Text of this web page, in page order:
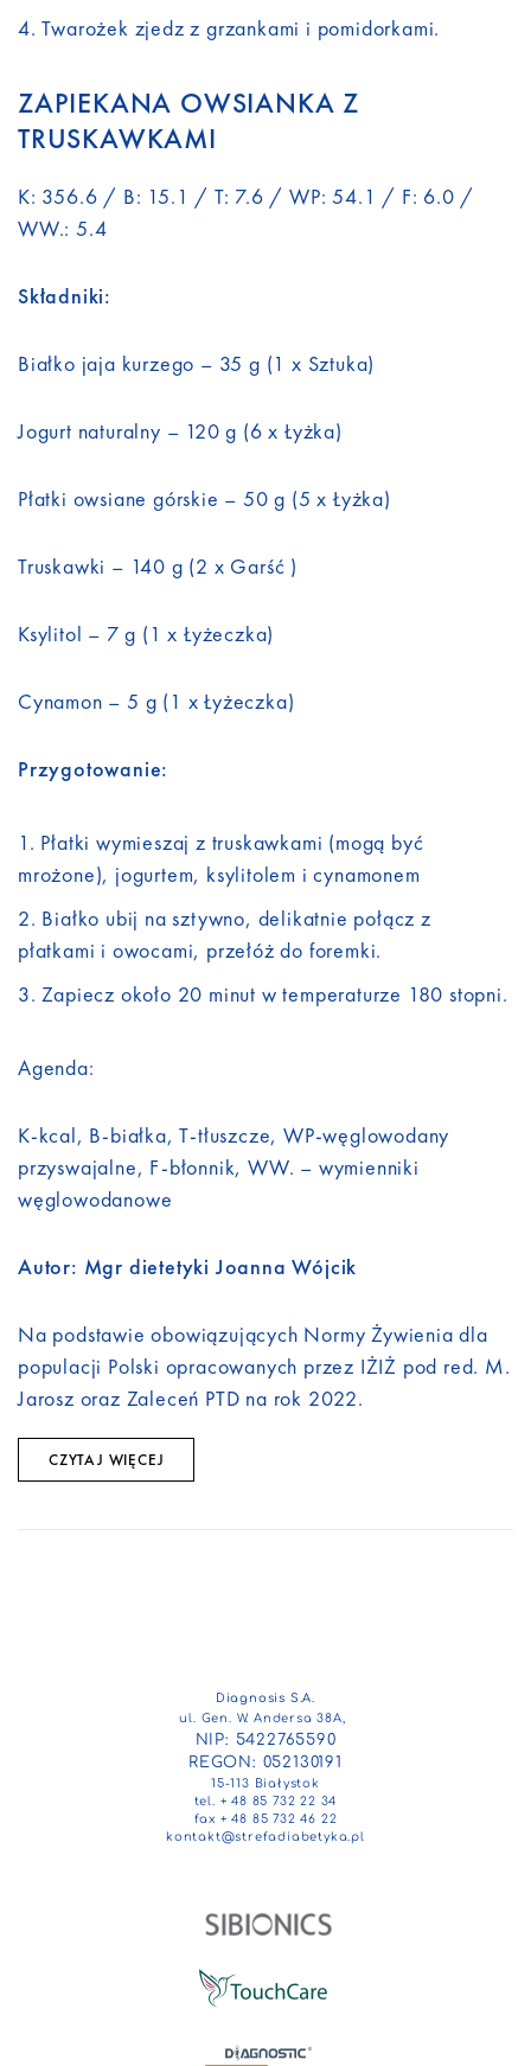
Twarożek zjedz z grzankami i pomidorkami.
ZAPIEKANA OWSIANKA Z
TRUSKAWKAMI
K: 356.6 / B: 15.1 / T: 7.6 / WP: 54.1 / F: 6.0 /
WW.: 5.4
Składniki:
Białko jaja kurzego – 35 g (1 x Sztuka)
Jogurt naturalny – 120 g (6 x Łyżka)
Płatki owsiane górskie – 50 g (5 x Łyżka)
Truskawki – 140 g (2 x Garść )
Ksylitol – 7 g (1 x Łyżeczka)
Cynamon – 5 g (1 x Łyżeczka)
Przygotowanie:
Płatki wymieszaj z truskawkami (mogą być
mrożone), jogurtem, ksylitolem i cynamonem
Białko ubij na sztywno, delikatnie połącz z
płatkami i owocami, przełóż do foremki.
Zapiecz około 20 minut w temperaturze 180 stopni.
Agenda:
K-kcal, B-białka, T-tłuszcze, WP-węglowodany
przyswajalne, F-błonnik, WW. – wymienniki
węglowodanowe
Autor: Mgr dietetyki Joanna Wójcik
Na podstawie obowiązujących Normy Żywienia dla
populacji Polski opracowanych przez IŻIŻ pod red. M.
Jarosz oraz Zaleceń PTD na rok 2022.
CZYTAJ WIĘCEJ
Diagnosis S.A.
ul. Gen. W. Andersa 38A,
NIP: 5422765590
REGON: 052130191
15-113 Białystok
tel. + 48 85 732 22 34
fax + 48 85 732 46 22
kontakt@strefadiabetyka.pl